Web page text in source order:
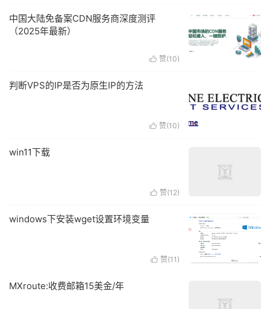
中国大陆免备案CDN服务商深度测评
（2025年最新）
 赞(10)
判断VPS的IP是否为原生IP的方法
 赞(10)
win11下载
 赞(12)
windows下安装wget设置环境变量
 赞(11 )
MXroute:收费邮箱15美金/年